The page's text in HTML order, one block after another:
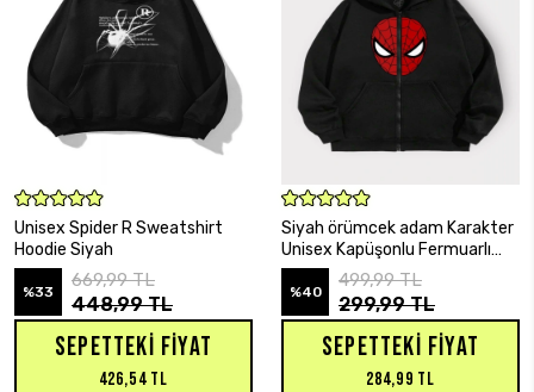
SEPETE EKLE
Unisex Spider R Sweatshirt
Hoodie Siyah
%33
669,99 TL
448,99 TL
SEPETTEKI FIYAT
426,54 TL
SEPETE EKLE
Siyah örümcek adam Karakter
Unisex Kapüşonlu Fermuarlı
Hırka
%40
499,99 TL
299,99 TL
SEPETTEKI FIYAT
284,99 TL